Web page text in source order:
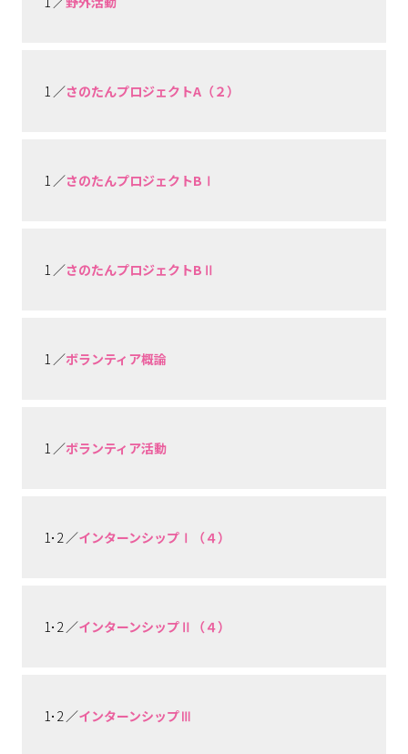
1 ／さのたんプロジェクトA（２）
1 ／さのたんプロジェクトBⅠ
1 ／さのたんプロジェクトBⅡ
1 ／ボランティア概論
1 ／ボランティア活動
1･2 ／インターンシップⅠ（４）
1･2 ／インターンシップⅡ（４）
1･2 ／インターンシップⅢ